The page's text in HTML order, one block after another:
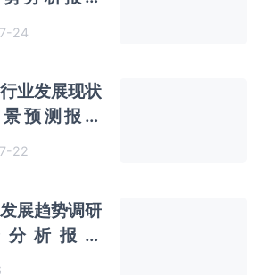
24
业发展现状
预测报告
）
22
展趋势调研
析报告